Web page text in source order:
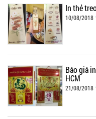
In thẻ
10/08/2018
Báo giá
HCM
21/08/2018